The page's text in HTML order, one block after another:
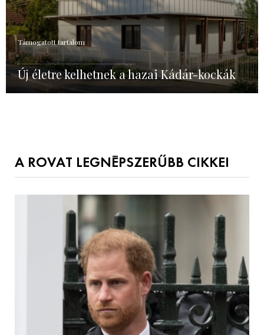
Támogatott tartalom
Új életre kelhetnek a hazai Kádár-kockák
A ROVAT LEGNÉPSZERŰBB CIKKEI